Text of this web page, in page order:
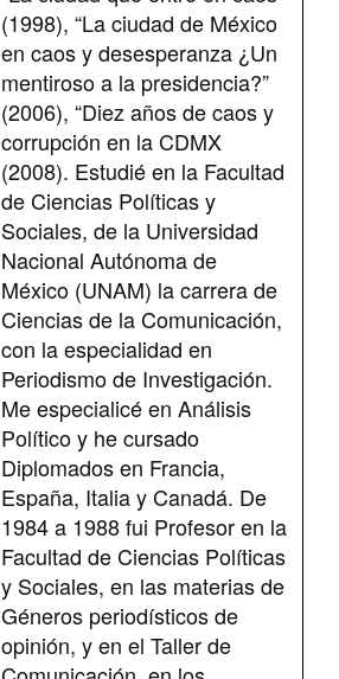
(1998), “La ciudad de México
en caos y desesperanza ¿Un
mentiroso a la presidencia?”
(2006), “Diez años de caos y
corrupción en la CDMX
(2008). Estudié en la Facultad
de Ciencias Políticas y
Sociales, de la Universidad
Nacional Autónoma de
México (UNAM) la carrera de
Ciencias de la Comunicación,
con la especialidad en
Periodismo de Investigación.
Me especialicé en Análisis
Político y he cursado
Diplomados en Francia,
España, Italia y Canadá. De
1984 a 1988 fui Profesor en la
Facultad de Ciencias Políticas
y Sociales, en las materias de
Géneros periodísticos de
opinión, y en el Taller de